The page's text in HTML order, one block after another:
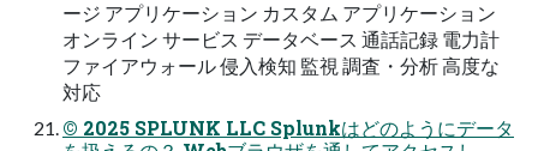
ージ アプリケーション カスタム アプリケーション
オンライン サービス データベース 通話記録 電力計
ファイアウォール 侵入検知 監視 調査・分析 高度な
対応
© 2025 SPLUNK LLC Splunkはどのようにデータ